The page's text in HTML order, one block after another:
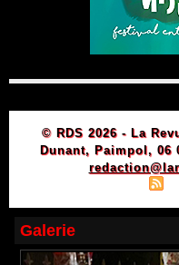
© RDS 2026 - La
Dunant, Paimpol, 06
Galerie